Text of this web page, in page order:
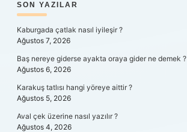
SIDEBAR
SON YAZILAR
Kaburgada çatlak nasıl iyileşir ?
Ağustos 7, 2026
Baş nereye giderse ayakta oraya gider ne demek ?
Ağustos 6, 2026
Karakuş tatlısı hangi yöreye aittir ?
Ağustos 5, 2026
Aval çek üzerine nasıl yazılır ?
Ağustos 4, 2026